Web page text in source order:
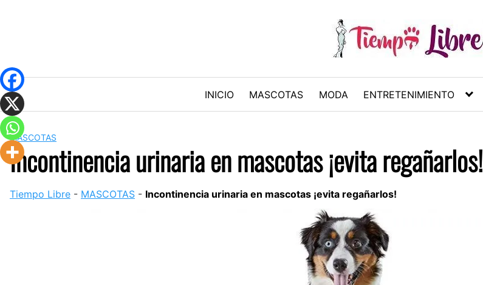
INICIO MASCOTAS MODA ENTRETENIMIENTO
MASCOTAS
Incontinencia urinaria en mascotas ¡evita regañarlos!
Tiempo Libre - MASCOTAS - Incontinencia urinaria en mascotas ¡evita regañarlos!